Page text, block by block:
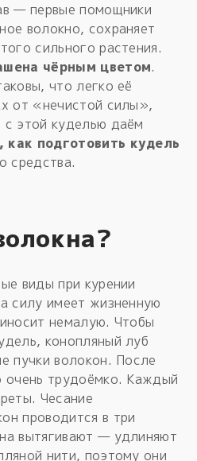
— первые помощники
волокно, сохраняет
сильного растения.
чёрным цветом.
что легко её
от «нечистой силы»,
этой куделью даём
подготовить кудель
средства.
виды при курении
силу имеет жизненную
немалую. Чтобы
конопляный луб
пучки волокон. После
очень трудоёмко. Каждый
Чесание
проводится в три
вытягивают — удлиняют
нити, поэтому они